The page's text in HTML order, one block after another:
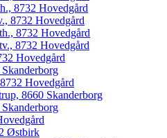
8732 Hovedgård
8732 Hovedgård
8732 Hovedgård
8732 Hovedgård
Hovedgård
Hovedgård
8660 Skanderborg
Østbirk